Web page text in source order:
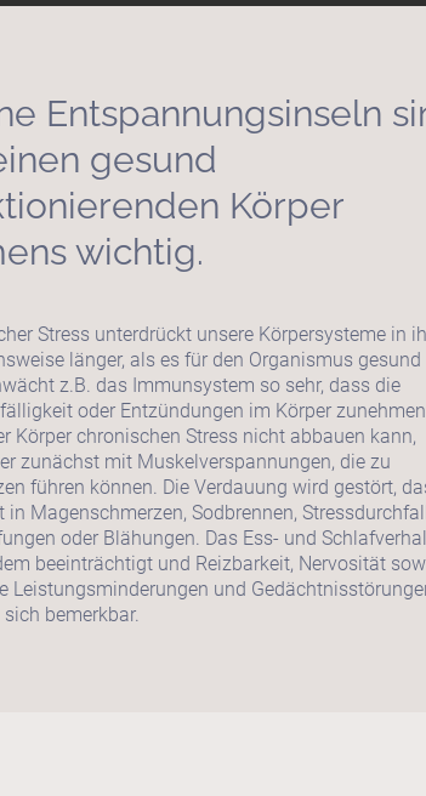
Entspannungsinseln
gesund
Körper
wichtig.
Stress unterdrückt unsere Körpersysteme in
länger, als es für den Organismus gesund
z.B. das Immunsystem so sehr, dass die
oder Entzündungen im Körper zunehmen.
Körper chronischen Stress nicht abbauen kann,
zunächst mit Muskelverspannungen, die zu
führen können. Die Verdauung wird gestört,
in Magenschmerzen, Sodbrennen,
oder Blähungen. Das Ess- und
beeinträchtigt und Reizbarkeit, Nervosität
Leistungsminderungen und
bemerkbar.